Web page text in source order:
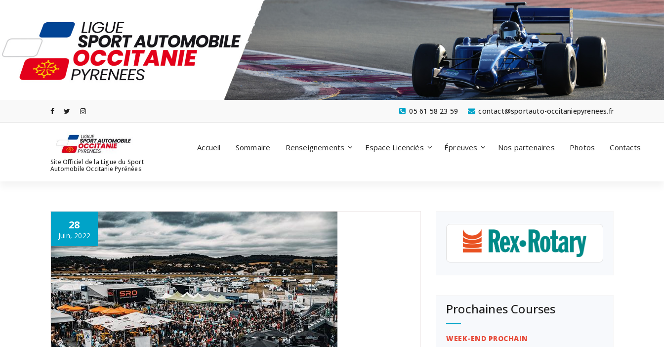
contact@sportauto-occitaniepyrenees.fr
05 61 58 23 59
Site Officiel de la Ligue du Sport
Automobile Occitanie Pyrénées
Accueil Sommaire Renseignements Espace Licenciés Épreuves Nos partenaires Photos Contacts
28
Juin, 2022
Prochaines Courses
WEEK-END PROCHAIN